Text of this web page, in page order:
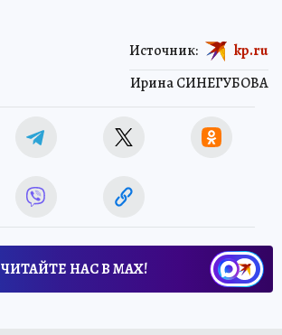
Ирина СИНЕГУБОВА
Источник: kp.ru
ЧИТАЙТЕ НАС В МАХ!